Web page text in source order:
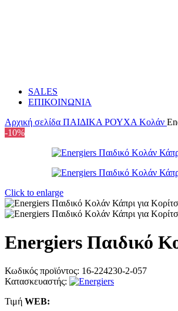
SALES
ΕΠΙΚΟΙΝΩΝΙΑ
Αρχική σελίδα ΠΑΙΔΙΚΑ ΡΟΥΧΑ Κολάν
-10%
Click to enlarge
Energiers Παιδικό
Κωδικός προϊόντος: 16-224230-2-057
Κατασκευαστής:
Τιμή WΕΒ: